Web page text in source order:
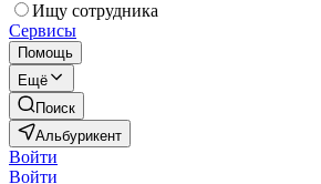
Ищу сотрудника
Сервисы
Помощь
Ещё
Поиск
Альбурикент
Войти
Войти